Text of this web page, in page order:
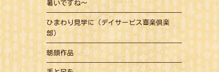
暑いですね～
ひまわり見学に（デイサービス喜楽倶楽
部）
朝顔作品